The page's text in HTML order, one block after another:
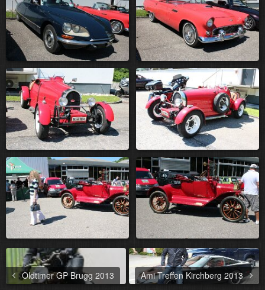
Oldtimer GP Brugg 2013 Ami Treffen Kirchberg 2013